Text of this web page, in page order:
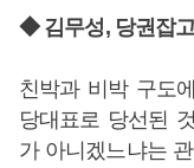
◆ 김무성, 당권잡
친박과 비박 구도
당대표로 당선된
가 아니겠느냐는